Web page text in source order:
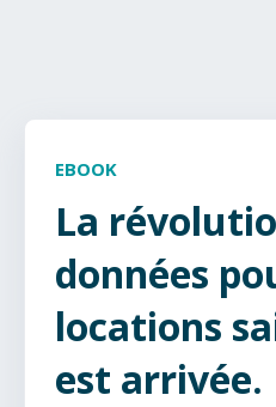
EBOOK
La
données
locations
est arrivée.